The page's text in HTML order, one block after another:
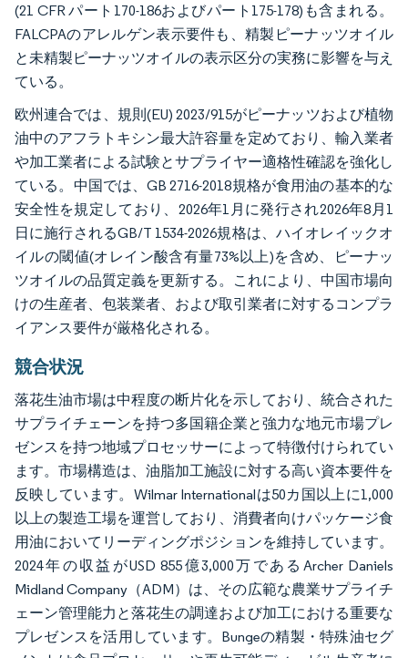
(21 CFR パート170-186およびパート175-178)も含まれる。
FALCPAのアレルゲン表示要件も、精製ピーナッツオイル
と未精製ピーナッツオイルの表示区分の実務に影響を与え
ている。
欧州連合では、規則(EU) 2023/915がピーナッツおよび植物
油中のアフラトキシン最大許容量を定めており、輸入業者
や加工業者による試験とサプライヤー適格性確認を強化し
ている。中国では、GB 2716-2018規格が食用油の基本的な
安全性を規定しており、2026年1月に発行され2026年8月1
日に施行されるGB/T 1534-2026規格は、ハイオレイックオ
イルの閾値(オレイン酸含有量73%以上)を含め、ピーナッ
ツオイルの品質定義を更新する。これにより、中国市場向
けの生産者、包装業者、および取引業者に対するコンプラ
イアンス要件が厳格化される。
競合状況
落花生油市場は中程度の断片化を示しており、統合された
サプライチェーンを持つ多国籍企業と強力な地元市場プレ
ゼンスを持つ地域プロセッサーによって特徴付けられてい
ます。市場構造は、油脂加工施設に対する高い資本要件を
反映しています。Wilmar Internationalは50カ国以上に1,000
以上の製造工場を運営しており、消費者向けパッケージ食
用油においてリーディングポジションを維持しています。
2024年の収益がUSD 855億3,000万であるArcher Daniels
Midland Company（ADM）は、その広範な農業サプライチ
ェーン管理能力と落花生の調達および加工における重要な
プレゼンスを活用しています。Bungeの精製・特殊油セグ